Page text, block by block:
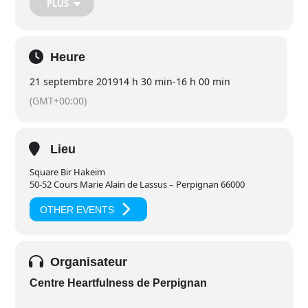
urbaine, générant une paix « extérieure ».
autour d’une prière & méditation :
à 15h00 au Square Bir Hakeim
50-52 Cours Marie Alain de Lassus
66000 Perpignan
PLUS
Heure
21 septembre 201914 h 30 min-16 h 00 min
(GMT+00:00)
Lieu
Square Bir Hakeim
50-52 Cours Marie Alain de Lassus – Perpignan 66000
OTHER EVENTS
Organisateur
Centre Heartfulness de Perpignan